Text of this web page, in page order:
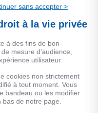
sans accepter >
à la vie privée
à des fins de bon
mesure d’audience,
utilisateur.
cookies non strictement
à tout moment. Vous
bandeau ou les modifier
de notre page.